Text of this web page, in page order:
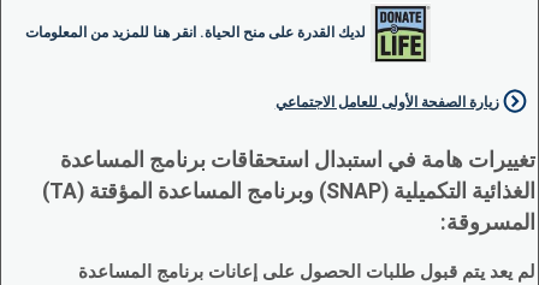
لديك القدرة على منح الحياة. انقر هنا للمزيد من المعلومات
زيارة الصفحة الأولى للعامل الاجتماعي
تغييرات هامة في استبدال استحقاقات برنامج المساعدة
الغذائية التكميلية (SNAP) وبرنامج المساعدة المؤقتة (TA)
المسروقة:
لم يعد يتم قبول طلبات الحصول على إعانات برنامج المساعدة